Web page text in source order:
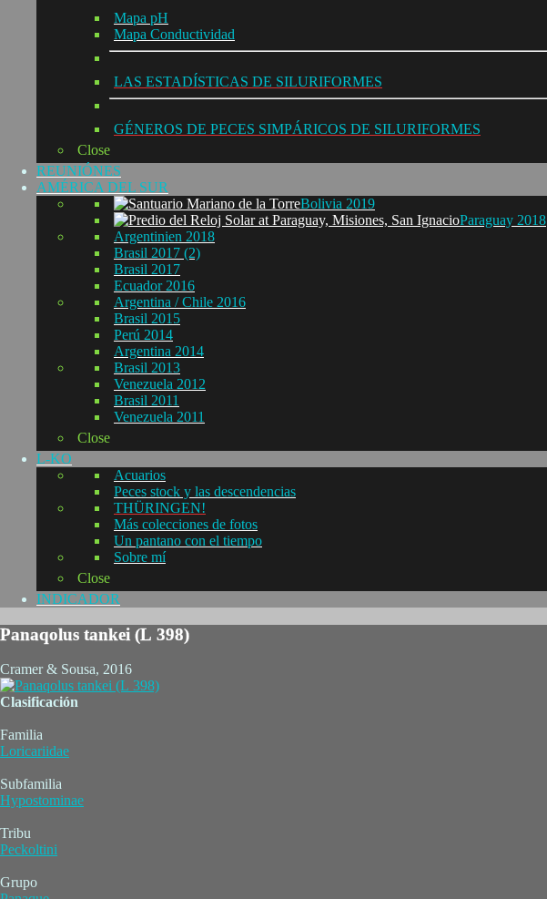
Mapa pH
Mapa Conductividad
LAS ESTADÍSTICAS DE SILURIFORMES
GÉNEROS DE PECES SIMPÁRICOS DE SILURIFORMES
Close
REUNIÓNES
AMÉRICA DEL SUR
Bolivia 2019
Paraguay 2018
Argentinien 2018
Brasil 2017 (2)
Brasil 2017
Ecuador 2016
Argentina / Chile 2016
Brasil 2015
Perú 2014
Argentina 2014
Brasil 2013
Venezuela 2012
Brasil 2011
Venezuela 2011
Close
L-KO
Acuarios
Peces stock y las descendencias
THÜRINGEN!
Más colecciones de fotos
Un pantano con el tiempo
Sobre mí
Close
INDICADOR
Panaqolus tankei (L 398)
Cramer & Sousa, 2016
Clasificación
Familia
Loricariidae
Subfamilia
Hypostominae
Tribu
Peckoltini
Grupo